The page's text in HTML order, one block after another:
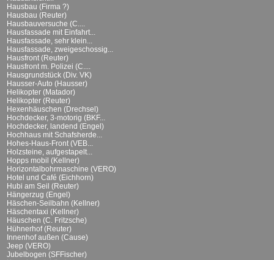
Hausbau (Firma ?)
Hausbau (Reuter)
Hausbauversuche (C....
Hausfassade mit Einfahrt...
Hausfassade, sehr klein...
Hausfassade, zweigeschossig...
Hausfront (Reuter)
Hausfront m. Polizei (C....
Hausgrundstück (Div. VK)
Hausser-Auto (Hausser)
Helikopter (Matador)
Helikopter (Reuter)
Hexenhäuschen (Drechsel)
Hochdecker, 3-motorig (BKF...
Hochdecker, landend (Engel)
Hochhaus mit Schafsherde...
Hohes-Haus-Front (VEB...
Holzsteine, aufgestapelt...
Hopps mobil (Kellner)
Horizontalbohrmaschine (VERO)
Hotel und Café (Eichhorn)
Hubi am Seil (Reuter)
Hängerzug (Engel)
Häschen-Seilbahn (Kellner)
Häschentaxi (Kellner)
Häuschen (C. Fritzsche)
Hühnerhof (Reuter)
Innenhof außen (Cause)
Jeep (VERO)
Jubelbogen (SFFischer)